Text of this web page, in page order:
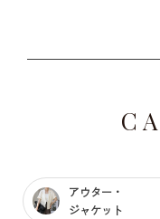
アウター・
ジャケット